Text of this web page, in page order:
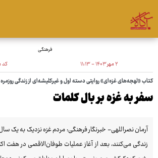
فرهنگی
۲ مهر ۱۴۰۳ - ۱۱:۱۳ کد
کتاب «لهجه‌های غزه‌ای» روایتی دسته اول و غیرکلیشه‌ای از زندگی
سفر به غزه بر بال کلمات
آرمان نصراللهی- خبرنگار فرهنگی: مردم غزه نزدیک به یک
زندگی می‌کنند، بعد از آغاز عملیات طوفان‌الاقصی در هفت